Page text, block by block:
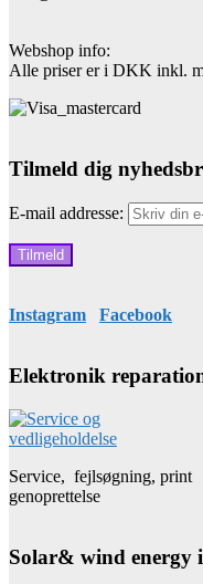
Webshop info:
Alle priser er i DKK inkl.
Tilmeld dig
E-mail addresse:
Instagram Facebook
Elektronik
Service, fejlsøgning, print
genoprettelse
Solar& wind energy